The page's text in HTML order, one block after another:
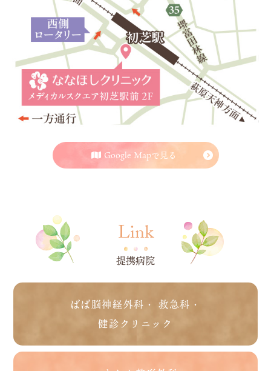
Google Mapで見る
Link
提携病院
ばば脳神経外科・ 救急科・
健診クリニック